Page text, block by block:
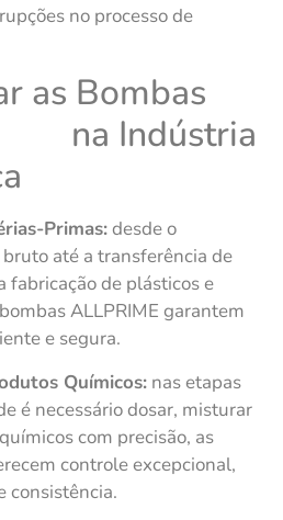
no processo de
as Bombas
na Indústria
Primas:desde o
até a transferência de
fabricação de plásticos e
ALLPRIME garantem
e segura.
Químicos: nas etapas
é necessário dosar, misturar
com precisão, as
controle excepcional,
consistência.